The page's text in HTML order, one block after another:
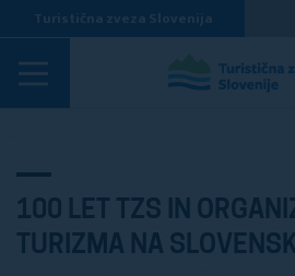
Turistična zveza Slovenija
Projekti
100 LET TZS IN
TURIZMA NA